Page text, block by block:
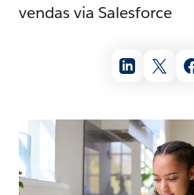
vendas via Salesforce